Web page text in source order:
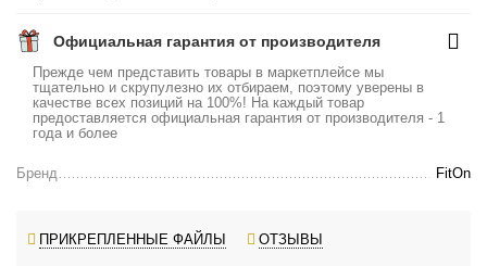
Официальная гарантия от производителя
Прежде чем представить товары в маркетплейсе мы
тщательно и скрупулезно их отбираем, поэтому уверены в
качестве всех позиций на 100%! На каждый товар
предоставляется официальная гарантия от производителя - 1
года и более
Бренд FitOn
ПРИКРЕПЛЕННЫЕ ФАЙЛЫ ОТЗЫВЫ